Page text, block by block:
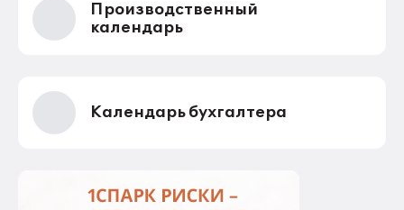
Производственный
календарь
Календарь бухгалтера